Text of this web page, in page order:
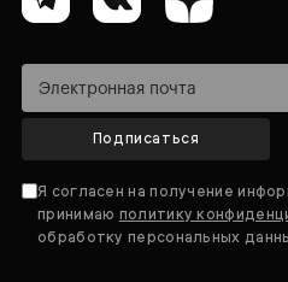
Подписаться
Я согласен на получение
принимаю политику
обработку персональных